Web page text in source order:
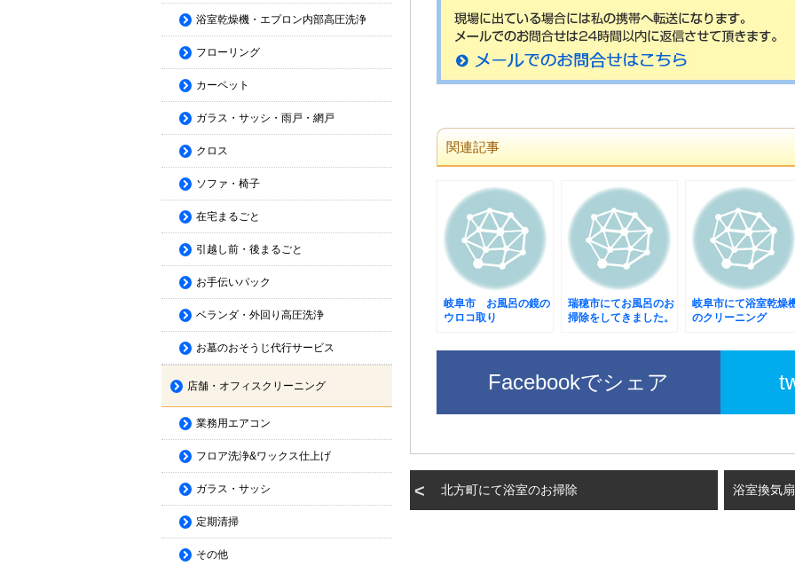
関連記事
岐阜市 お風呂の鏡の
ウロコ取り
瑞穂市にてお風呂のお
掃除をしてきました。
岐阜市にて浴室乾燥
のクリーニング
Facebookでシェア
北方町にて浴室のお掃除 浴室換気
浴室乾燥機・エプロン内部高圧洗浄
フローリング
カーペット
ガラス・サッシ・雨戸・網戸
クロス
ソファ・椅子
在宅まるごと
引越し前・後まるごと
お手伝いパック
ベランダ・外回り高圧洗浄
お墓のおそうじ代行サービス
店舗・オフィスクリーニング
業務用エアコン
フロア洗浄&ワックス仕上げ
ガラス・サッシ
定期清掃
その他